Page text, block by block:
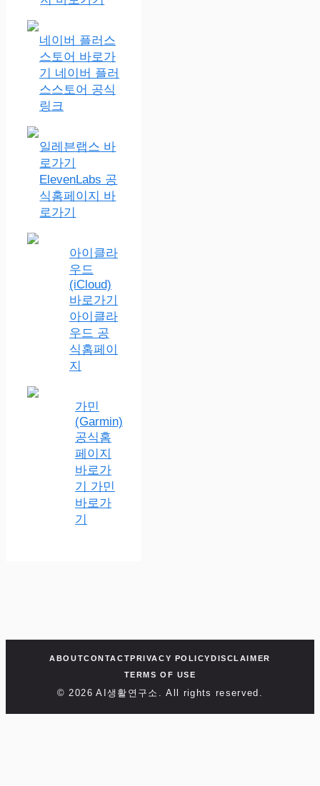
네이버 플러스
스토어 바로가
기 네이버 플러
스스토어 공식
링크
일레븐랩스 바
로가기
ElevenLabs 공
식홈페이지 바
로가기
아이클라
우드
(iCloud)
바로가기
아이클라
우드 공
식홈페이
지
가민
(Garmin)
공식홈
페이지
바로가
기 가민
바로가
기
ABOUTCONTACTPRIVACY POLICYDISCLAIMER
TERMS OF USE
© 2026 AI생활연구소. All rights reserved.